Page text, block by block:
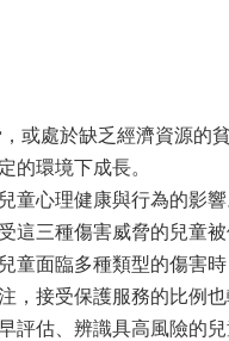
或處於缺乏經濟資源的
的環境下成長。
童心理健康與行為的影
這三種傷害威脅的兒童被
童面臨多種類型的傷害
，接受保護服務的比例
評估、辨識具高風險的